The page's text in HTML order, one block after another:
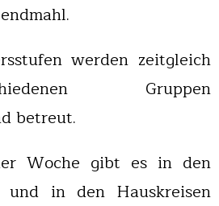
werden zeitgleich
Gruppen
betreut.
Woche gibt es in den
und in den Hauskreisen